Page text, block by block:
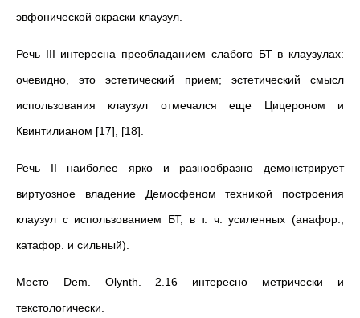
эвфонической окраски клаузул.
Речь III интересна преобладанием слабого БТ в клаузулах:
очевидно, это эстетический прием; эстетический смысл
использования клаузул отмечался еще Цицероном и
Квинтилианом [17], [18].
Речь II наиболее ярко и разнообразно демонстрирует
виртуозное владение Демосфеном техникой построения
клаузул с использованием БТ, в т. ч. усиленных (анафор.,
катафор. и сильный).
Место Dem. Olynth. 2.16 интересно метрически и
текстологически.